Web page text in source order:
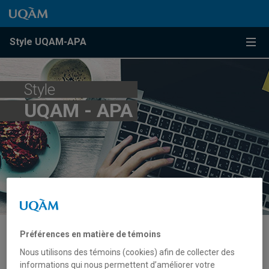
Passer au contenu
Accéder au menu principal
Accéder à la recherche
Passer au contenu
Accéder au menu principal
Style UQAM-APA
Style
UQAM - APA
Conditions d’utilisation
Préférences en matière de témoins
Nous utilisons des témoins (cookies) afin de collecter des
informations qui nous permettent d’améliorer votre